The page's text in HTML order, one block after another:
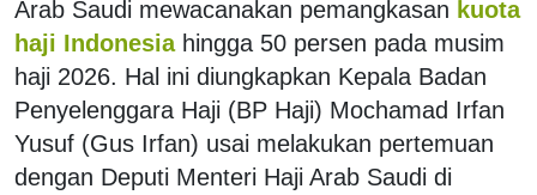
Arab Saudi mewacanakan pemangkasan kuota
haji Indonesia hingga 50 persen pada musim
haji 2026. Hal ini diungkapkan Kepala Badan
Penyelenggara Haji (BP Haji) Mochamad Irfan
Yusuf (Gus Irfan) usai melakukan pertemuan
dengan Deputi Menteri Haji Arab Saudi di